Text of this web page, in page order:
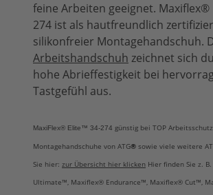
feine Arbeiten geeignet. Maxiflex®
274 ist als hautfreundlich
silikonfreier Montagehandschuh.
Arbeitshandschuh zeichnet sich
hohe Abrieffestigkeit bei
Tastgefühl aus.
MaxiFlex® Elite™ 34-274 günstig bei TOP
Montagehandschuhe von ATG® sowie viele weitere
Sie hier: zur Übersicht hier klicken Hier finden Sie z.
Ultimate™, Maxiflex® Endurance™, Maxiflex® Cut™,